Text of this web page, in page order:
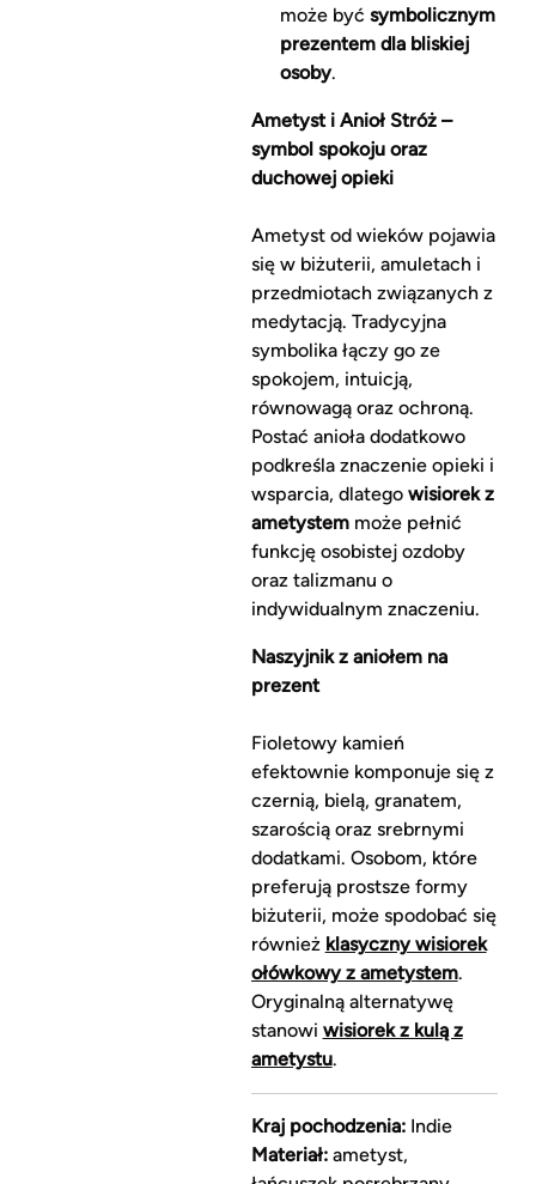
może być symbolicznym
prezentem dla bliskiej
osoby.
Ametyst i Anioł Stróż –
symbol spokoju oraz
duchowej opieki
Ametyst od wieków pojawia
się w biżuterii, amuletach i
przedmiotach związanych z
medytacją. Tradycyjna
symbolika łączy go ze
spokojem, intuicją,
równowagą oraz ochroną.
Postać anioła dodatkowo
podkreśla znaczenie opieki i
wsparcia, dlatego wisiorek z
ametystemmoże pełnić
funkcję osobistej ozdoby
oraz talizmanu o
indywidualnym znaczeniu.
Naszyjnik z aniołem na
prezent
Fioletowy kamień
efektownie komponuje się z
czernią, bielą, granatem,
szarością oraz srebrnymi
dodatkami. Osobom, które
preferują prostsze formy
biżuterii, może spodobać się
również klasyczny wisiorek
ołówkowy z ametystem.
Oryginalną alternatywę
stanowi wisiorek z kulą z
ametystu.
Kraj pochodzenia:Indie
Materiał:ametyst,